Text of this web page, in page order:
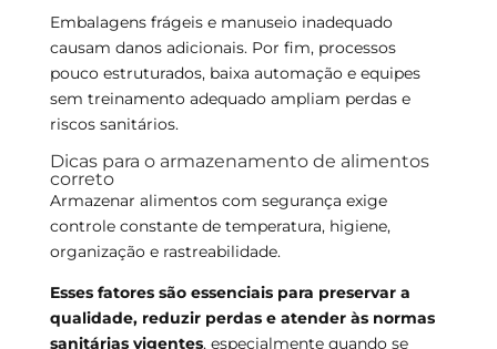
Embalagens frágeis e manuseio inadequado
causam danos adicionais. Por fim, processos
pouco estruturados, baixa automação e equipes
sem treinamento adequado ampliam perdas e
riscos sanitários.
Dicas para o armazenamento de alimentos
correto
Armazenar alimentos com segurança exige
controle constante de temperatura, higiene,
organização e rastreabilidade.
Esses fatores são essenciais para preservar a
qualidade, reduzir perdas e atender às normas
sanitárias vigentes, especialmente quando se